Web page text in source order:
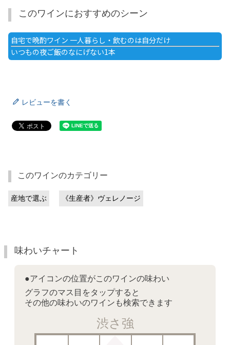
このワインにおすすめのシーン
自宅で晩酌ワイン 一人暮らし・飲むのは自分だけ
いつもの夜ご飯のなにげない1本
レビューを書く
このワインのカテゴリー
産地で選ぶ 《生産者》ヴェレノージ
味わいチャート
●アイコンの位置がこのワインの味わい
グラフのマス目をタップすると
その他の味わいのワインも検索できます
渋さ強